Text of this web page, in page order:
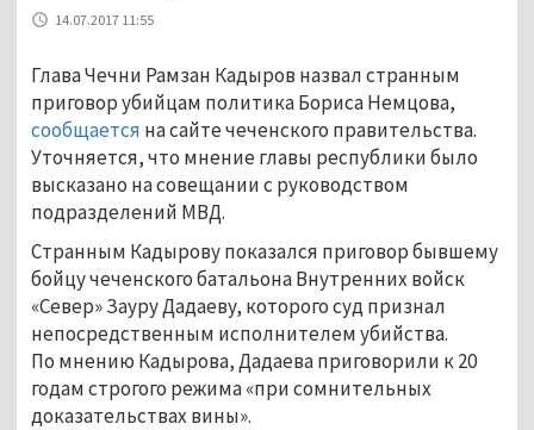
14.07.2017 11:55
Глава Чечни Рамзан Кадыров назвал странным
приговор убийцам политика Бориса Немцова,
сообщается на сайте чеченского правительства.
Уточняется, что мнение главы республики было
высказано на совещании с руководством
подразделений МВД.
Странным Кадырову показался приговор бывшему
бойцу чеченского батальона Внутренних войск
«Север» Зауру Дадаеву, которого суд признал
непосредственным исполнителем убийства.
По мнению Кадырова, Дадаева приговорили к 20
годам строгого режима «при сомнительных
доказательствах вины».